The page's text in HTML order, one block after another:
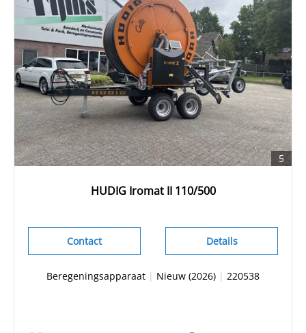
5
HUDIG Iromat II 110/500
Details
Contact
Beregeningsapparaat | Nieuw (2026) | 220538